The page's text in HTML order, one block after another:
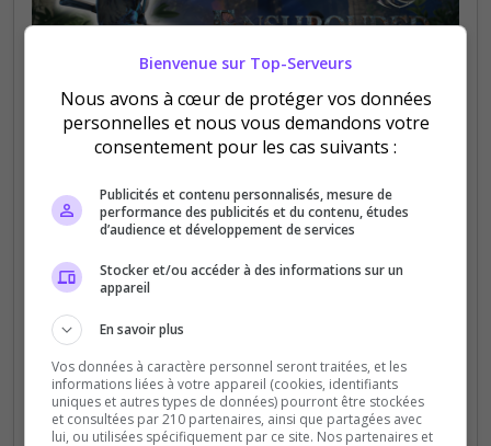
Enshrouded Hormain
Bienvenue sur la taverne ! Si vous recherchez une
communautés basée sur l'entraide c'est bien ici
qu'il faut passer =), Avec 3 serveurs disponible et
plus si besoin vous trouverez forcément...
0
votes
64 Slots
Bienvenue sur Top-Serveurs
Nous avons à cœur de protéger vos données
personnelles et nous vous demandons votre
consentement pour les cas suivants :
Publicités et contenu personnalisés, mesure de
performance des publicités et du contenu, études
d’audience et développement de services
Stocker et/ou accéder à des informations sur un
appareil
En savoir plus
Vos données à caractère personnel seront traitées, et les
informations liées à votre appareil (cookies, identifiants
uniques et autres types de données) pourront être stockées
et consultées par 210 partenaires, ainsi que partagées avec
lui, ou utilisées spécifiquement par ce site. Nos partenaires et